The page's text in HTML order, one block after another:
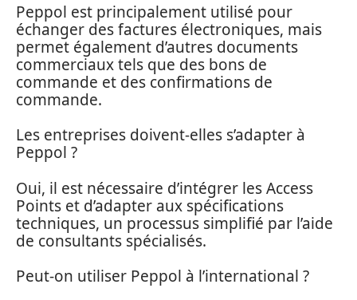
Peppol est principalement utilisé pour
échanger des factures électroniques, mais
permet également d’autres documents
commerciaux tels que des bons de
commande et des confirmations de
commande.
Les entreprises doivent-elles s’adapter à
Peppol ?
Oui, il est nécessaire d’intégrer les Access
Points et d’adapter aux spécifications
techniques, un processus simplifié par l’aide
de consultants spécialisés.
Peut-on utiliser Peppol à l’international ?